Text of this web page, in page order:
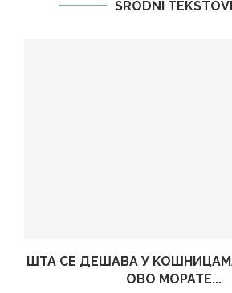
SRODNI TEKSTOVI
ШТА СЕ ДЕШАВА У
ОВО МОРАТЕ...